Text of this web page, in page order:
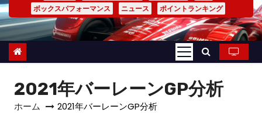
ボックスパフォーマンス
ニュース ポイントランキング
2021年バーレーンGP分析
ホーム 2021年バーレーンGP分析